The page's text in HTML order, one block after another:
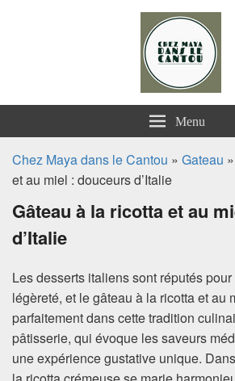
Chez Maya dans le
Menu
Chez Maya dans le Cantou » Gateau
et au miel : douceurs d’Italie
Gâteau à la ricotta et au
d’Italie
Les desserts italiens sont réputés
légèreté, et le gâteau à la ricotta et au
parfaitement dans cette tradition
pâtisserie, qui évoque les saveurs
une expérience gustative unique.